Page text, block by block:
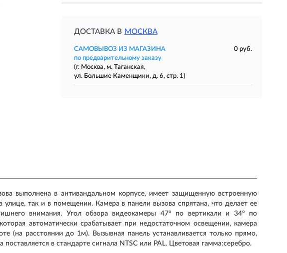
ДОСТАВКА В МОСКВА
САМОВЫВОЗ ИЗ МАГАЗИНА
0 руб.
по предварительному заказу
(г. Москва, м. Таганская,
ул. Большие Каменщики, д. 6, стр. 1)
выполнена в антивандальном корпусе, имеет защищенную встроенную
улице, так и в помещении. Камера в панели вызова спрятана, что делает ее
внимания. Угол обзора видеокамеры 47° по вертикали и 34° по
автоматически срабатывает при недостаточном освещении, камера
(на расстоянии до 1м). Вызывная панель устанавливается только прямо,
в стандарте сигнала NTSC или PAL. Цветовая гамма:серебро.